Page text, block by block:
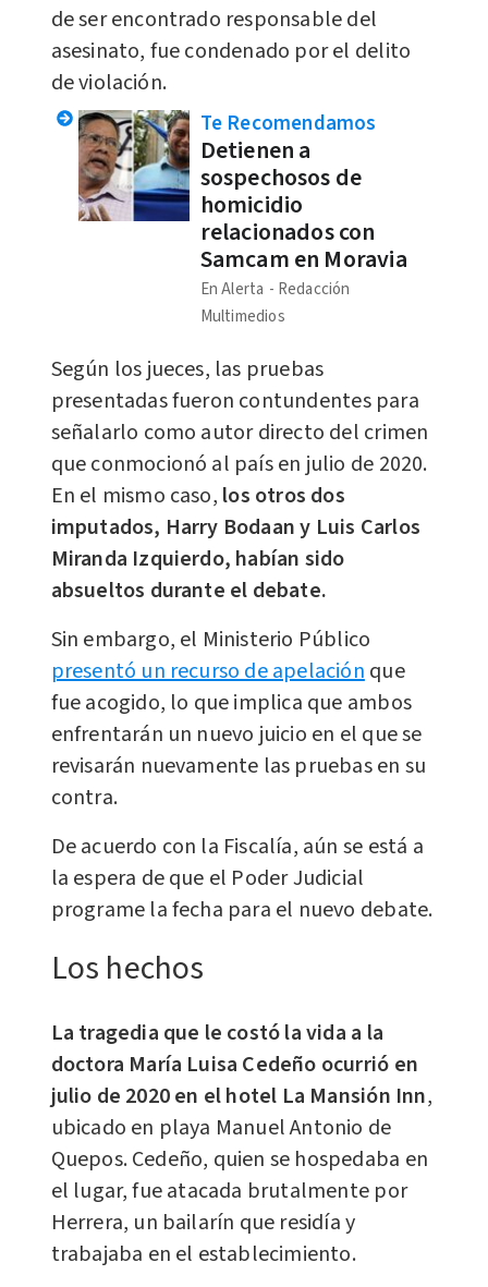
de ser encontrado responsable del
asesinato, fue condenado por el delito
de violación.
Te Recomendamos
Detienen a
sospechosos de
homicidio
relacionados con
Samcam en Moravia
En Alerta
Redacción
Multimedios
Según los jueces, las pruebas
presentadas fueron contundentes para
señalarlo como autor directo del crimen
que conmocionó al país en julio de 2020.
En el mismo caso, los otros dos
imputados, Harry Bodaan y Luis Carlos
Miranda Izquierdo, habían sido
absueltos durante el debate.
Sin embargo, el Ministerio Público
presentó un recurso de apelación que
fue acogido, lo que implica que ambos
enfrentarán un nuevo juicio en el que se
revisarán nuevamente las pruebas en su
contra.
De acuerdo con la Fiscalía, aún se está a
la espera de que el Poder Judicial
programe la fecha para el nuevo debate.
Los hechos
La tragedia que le costó la vida a la
doctora María Luisa Cedeño ocurrió en
julio de 2020 en el hotel La Mansión Inn,
ubicado en playa Manuel Antonio de
Quepos. Cedeño, quien se hospedaba en
el lugar, fue atacada brutalmente por
Herrera, un bailarín que residía y
trabajaba en el establecimiento.